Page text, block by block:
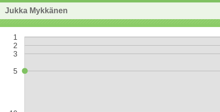
Jukka Mykkänen
1
2
3
5